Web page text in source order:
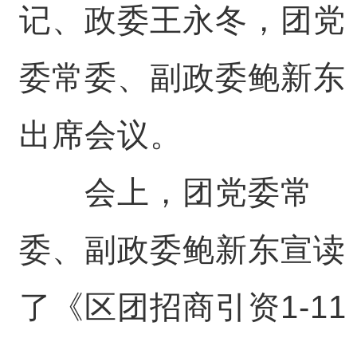
记、政委王永冬，团党
委常委、副政委鲍新东
出席会议。
会上，团党委常
委、副政委鲍新东宣读
了《区团招商引资1-11